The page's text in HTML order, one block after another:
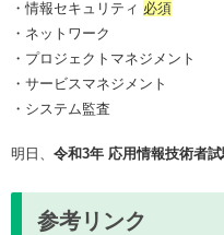
・情報セキュリティ 必須
・ネットワーク
・プロジェクトマネジメント
・サービスマネジメント
・システム監査
明日、 令和3年 応用情報技術者
参考リンク